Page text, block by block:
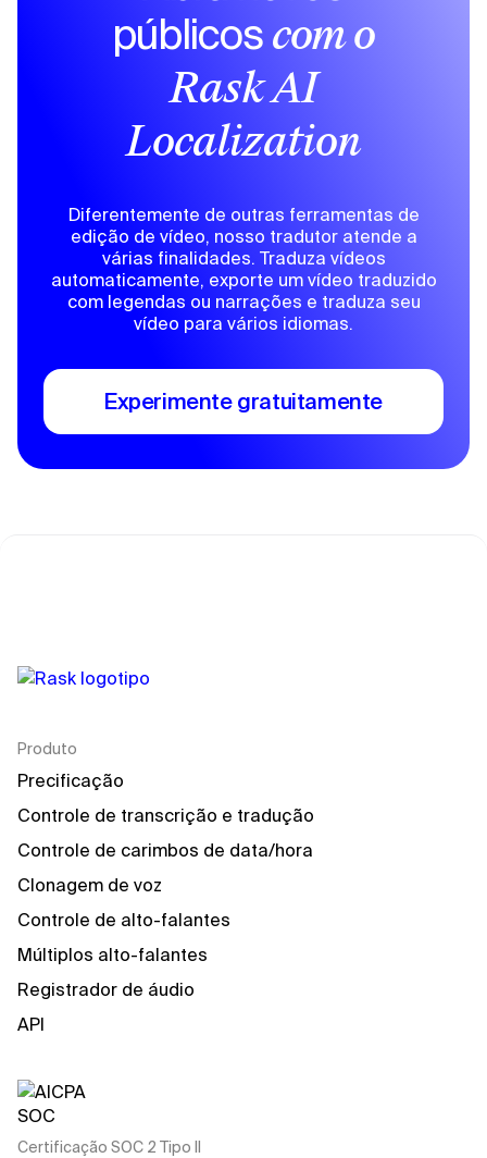
públicos com o
Rask AI
Localization
Diferentemente de outras ferramentas de
edição de vídeo, nosso tradutor atende a
várias finalidades. Traduza vídeos
automaticamente, exporte um vídeo traduzido
com legendas ou narrações e traduza seu
vídeo para vários idiomas.
Experimente gratuitamente
Produto
Precificação
Controle de transcrição e tradução
Controle de carimbos de data/hora
Clonagem de voz
Controle de alto-falantes
Múltiplos alto-falantes
Registrador de áudio
API
Certificação SOC 2 Tipo II